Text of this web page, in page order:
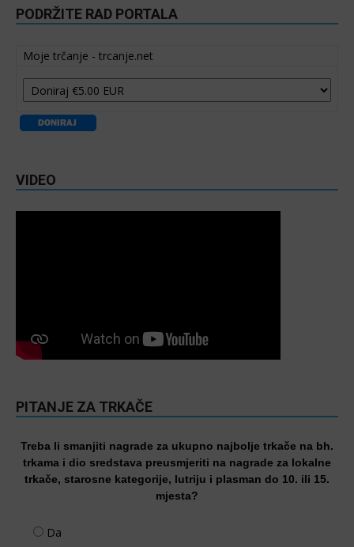
PODRŽITE RAD PORTALA
Moje trčanje - trcanje.net
VIDEO
PITANJE ZA TRKAČE
Treba li smanjiti nagrade za ukupno najbolje trkače na bh.
trkama i dio sredstava preusmjeriti na nagrade za lokalne
trkače, starosne kategorije, lutriju i plasman do 10. ili 15.
mjesta?
Da